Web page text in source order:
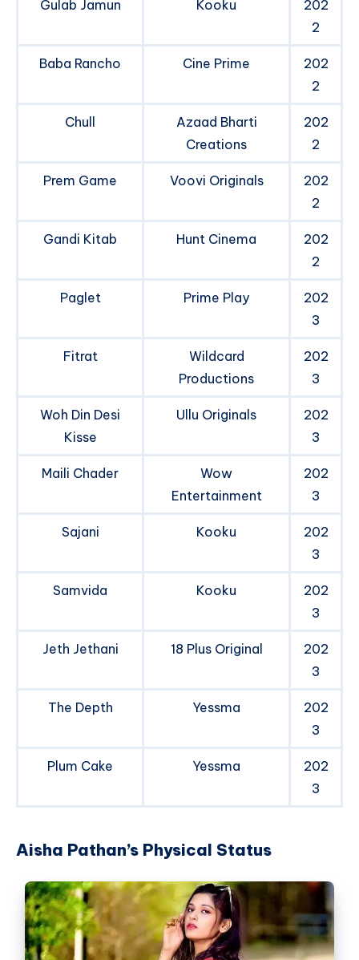
Gulab Jamun Kooku
202
2
Baba Rancho Cine Prime
202
2
Chull
Azaad Bharti
Creations
202
2
Prem Game Voovi Originals
202
2
Gandi Kitab Hunt Cinema
202
2
Paglet Prime Play
202
3
Fitrat
Wildcard
Productions
202
3
Woh Din Desi
Kisse
Ullu Originals
202
3
Maili Chader
Wow
Entertainment
202
3
Sajani Kooku
202
3
Samvida Kooku
202
3
Jeth Jethani 18 Plus Original
202
3
The Depth Yessma
202
3
Plum Cake Yessma
202
3
Aisha Pathan’s Physical Status